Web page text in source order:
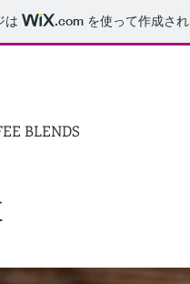
は .com を使って作成さ
BLENDS